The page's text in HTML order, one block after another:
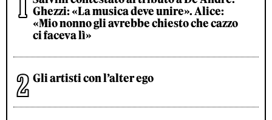
Ghezzi: «La musica deve unire». Alice:
«Mio nonno gli avrebbe chiesto che cazzo
ci faceva lì»
Gli artisti con l’alter ego